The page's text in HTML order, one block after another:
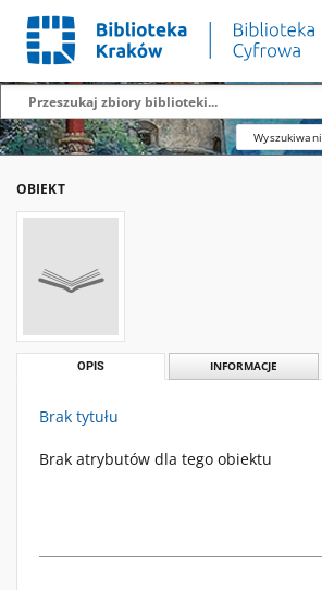
OBIEKT
OPIS INFORMACJE
Brak tytułu
Brak atrybutów dla tego obiektu